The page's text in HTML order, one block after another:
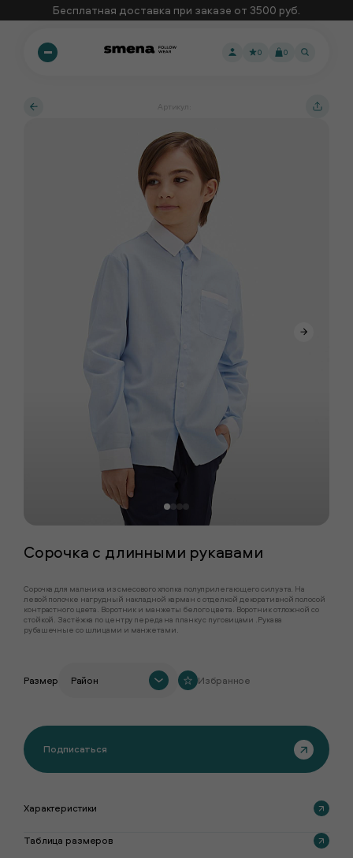
Бесплатная доставка при заказе от 3500 руб.
0
0
Артикул:
Сорочка с длинными рукавами
Сорочка для мальчика из смесового хлопка полуприлегающего силуэта. На
левой полочке нагрудный накладной карман с отделкой декоративной полосой
контрастного цвета. Воротник и манжеты белого цвета. Воротник отложной со
стойкой. Застёжка по центру переда на планку с пуговицами .Рукава
рубашечные со шлицами и манжетами.
Размер Район
Подписаться
Избранное
Характеристики
Таблица размеров